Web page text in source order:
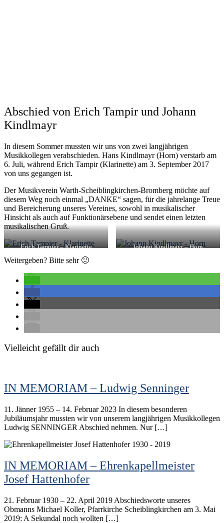
Abschied von Erich Tampir und Johann
Kindlmayr
In diesem Sommer mussten wir uns von zwei langjährigen
Musikkollegen verabschieden. Hans Kindlmayr (Horn) verstarb am
6. Juli, während Erich Tampir (Klarinette) am 3. September 2017
von uns gegangen ist.
Der Musikverein Warth-Scheiblingkirchen-Bromberg möchte auf
diesem Weg noch einmal „DANKE“ sagen, für die jahrelange Treue
und Bereicherung unseres Vereines, sowohl in musikalischer
Hinsicht als auch auf Funktionärsebene und sendet einen letzten
musikalischen Gruß.
Erich Tampier – Klarinette Johann Kindlmayr – Horn
Weitergeben? Bitte sehr 🙂
Vielleicht gefällt dir auch
IN MEMORIAM – Ludwig Senninger
11. Jänner 1955 – 14. Februar 2023 In diesem besonderen
Jubiläumsjahr mussten wir von unserem langjährigen Musikkollegen
Ludwig SENNINGER Abschied nehmen. Nur […]
IN MEMORIAM – Ehrenkapellmeister
Josef Hattenhofer
21. Februar 1930 – 22. April 2019 Abschiedsworte unseres
Obmanns Michael Koller, Pfarrkirche Scheiblingkirchen am 3. Mai
2019: A Sekundal noch wollten […]